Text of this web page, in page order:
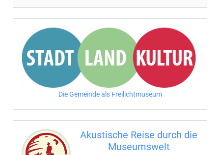
u
c
Die Gemeinde als Freilichtmuseum
Akustische Reise durch die
Museumswelt